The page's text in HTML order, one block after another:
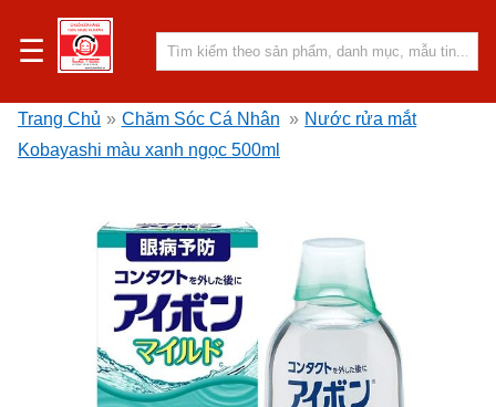
☰
Trang Chủ » Chăm Sóc Cá Nhân » Nước rửa mắt
Kobayashi màu xanh ngọc 500ml